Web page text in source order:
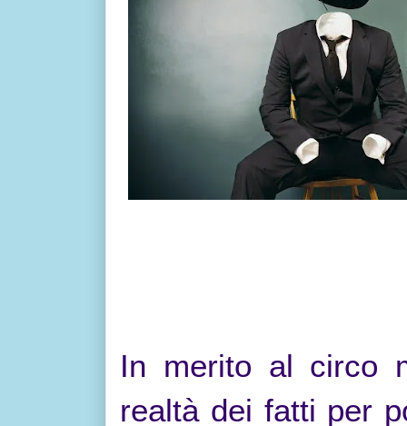
In merito al circo
realtà dei fatti per